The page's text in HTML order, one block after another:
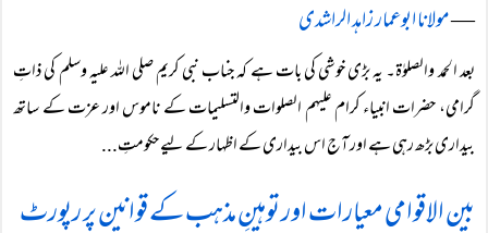
―مولانا ابوعمار زاہد الراشدی
بعد الحمد والصلوٰۃ۔ یہ بڑی خوشی کی بات ہے کہ جناب نبی کریم صلی اللہ علیہ وسلم کی ذاتِ
گرامی، حضرات انبیاء کرام علیہم الصلوات والتسلیمات کے ناموس اور عزت کے ساتھ
بیداری بڑھ رہی ہے اور آج اس بیداری کے اظہار کے لیے حکومتِ...
بین الاقوامی معیارات اور توہینِ مذہب کے قوانین پر رپورٹ